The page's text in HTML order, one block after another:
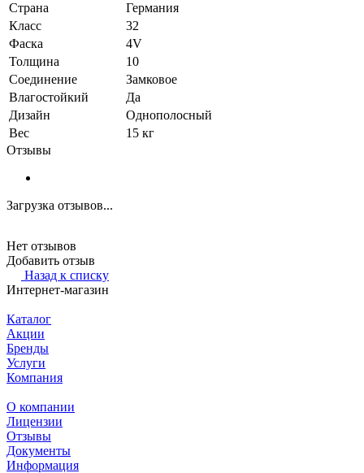
Страна
Германия
Класс
32
Фаска
4V
Толщина
10
Соединение
Замковое
Влагостойкий
Да
Дизайн
Однополосный
Вес
15 кг
Отзывы
Загрузка отзывов...
Нет отзывов
Добавить отзыв
Назад к списку
Интернет-магазин
Каталог
Акции
Бренды
Услуги
Компания
О компании
Лицензии
Отзывы
Документы
Информация